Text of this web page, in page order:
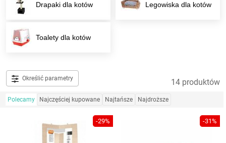
Drapaki dla kotów Legowiska dla kotów
Toalety dla kotów
Określić parametry 14 produktów
Polecamy Najczęściej kupowane Najtańsze Najdroższe
-29% -31%